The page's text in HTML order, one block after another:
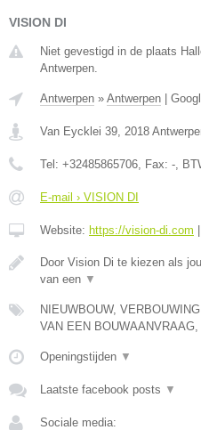
VISION DI
Niet gevestigd in de plaats
Antwerpen.
Antwerpen » Antwerpen |
Van Eycklei 39 2018
Tel: +32485865706 , Fax: - ,
E-mail › VISION DI
Website: https://vision-di.com |
Door Vision Di te kiezen als
van een ▼
NIEUWBOUW,
VAN EEN BOUWAANVRAAG,
Openingstijden ▼
Laatste facebook posts ▼
Sociale media: